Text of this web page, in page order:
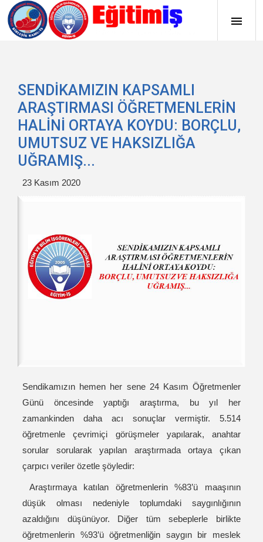
SENDİKAMIZIN KAPSAMLI
ARAŞTIRMASI ÖĞRETMENLERİN
HALİNİ ORTAYA KOYDU: BORÇLU,
UMUTSUZ VE HAKSIZLIĞA
UĞRAMIŞ...
23 Kasım 2020
Sendikamızın hemen her sene 24 Kasım Öğretmenler
Günü öncesinde yaptığı araştırma, bu yıl her
zamankinden daha acı sonuçlar vermiştir. 5.514
öğretmenle çevrimiçi görüşmeler yapılarak, anahtar
sorular sorularak yapılan araştırmada ortaya çıkan
çarpıcı veriler özetle şöyledir:
Araştırmaya katılan öğretmenlerin %83’ü maaşının
düşük olması nedeniyle toplumdaki saygınlığının
azaldığını düşünüyor. Diğer tüm sebeplerle birlikte
öğretmenlerin %93’ü öğretmenliğin saygın bir meslek